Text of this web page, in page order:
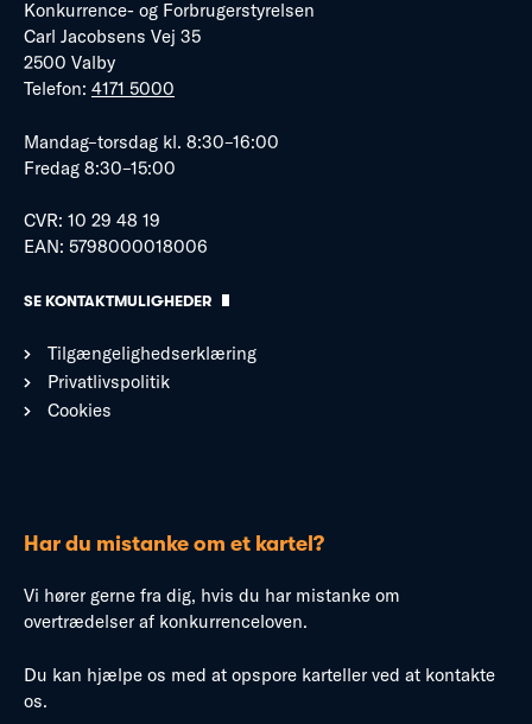
Konkurrence- og Forbrugerstyrelsen
Carl Jacobsens Vej 35
2500 Valby
Telefon: 4171 5000
Mandag–torsdag kl. 8:30–16:00
Fredag 8:30–15:00
CVR: 10 29 48 19
EAN: 5798000018006
SE KONTAKTMULIGHEDER
Tilgængelighedserklæring
Privatlivspolitik
Cookies
Har du mistanke om et kartel?
Vi hører gerne fra dig, hvis du har mistanke om
overtrædelser af konkurrenceloven.
Du kan hjælpe os med at opspore karteller ved at kontakte
os.